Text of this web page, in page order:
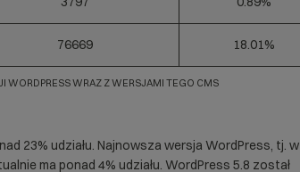
76669 18.01%
WORDPRESS WRAZ Z WERSJAMI TEGO CMS
23% udziału. Najnowsza wersja WordPress, tj. w
ma ponad 4% udziału. WordPress 5.8 został